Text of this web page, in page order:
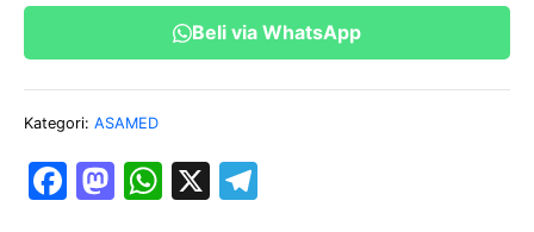
Beli via WhatsApp
Kategori: ASAMED
F
M W X